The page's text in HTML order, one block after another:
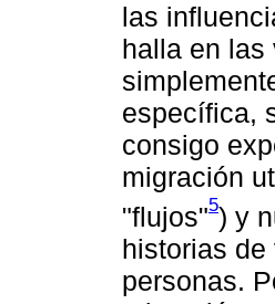
las
halla en las
específica,
consigo
migración
"flujos"5) y
historias
personas.